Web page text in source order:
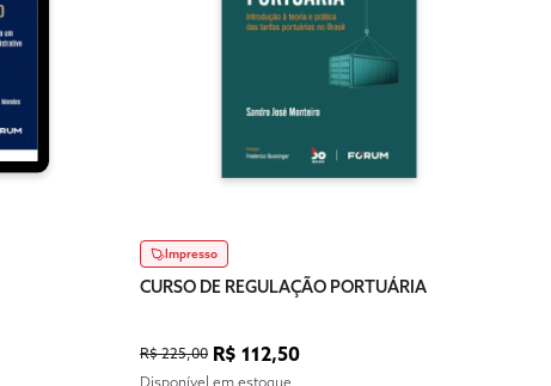
Impresso
CURSO DE REGULAÇÃO PORTUÁRIA
R$ 225,00 R$ 112,50
Disponível em estoque